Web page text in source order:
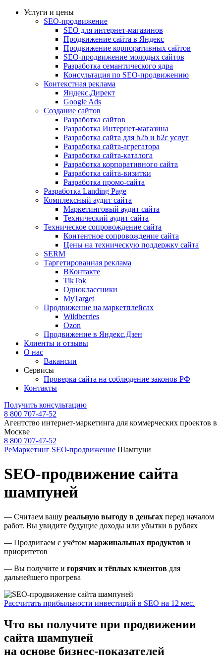
Услуги и цены
SEO-продвижение
SEO для интернет-магазинов
Продвижение сайта в Яндекс
Продвижение корпоративных сайтов
SEO-продвижение молодых сайтов
Разработка семантического ядра
Консультация по SEO-продвижению
Контекстная реклама
Яндекс.Директ
Google Ads
Создание сайтов
Разработка сайтов
Разработка Интернет-магазина
Разработка сайта для b2b и b2c услуг
Разработка сайта-агрегатора
Разработка сайта-каталога
Разработка корпоративного сайта
Разработка сайта-визитки
Разработка промо-сайта
Разработка Landing Page
Комплексный аудит сайта
Маркетинговый аудит сайта
Технический аудит сайта
Техническое сопровождение сайта
Контентное сопровождение сайта
Цены на техническую поддержку сайта
SERM
Таргетированная реклама
ВКонтакте
TikTok
Одноклассники
MyTarget
Продвижение на маркетплейсах
Wildberries
Ozon
Продвижение в Яндекс.Дзен
Клиенты и отзывы
О нас
Вакансии
Сервисы
Проверка сайта на соблюдение законов РФ
Контакты
Получить консультацию
8 800 707-47-52
Агентство интернет-маркетинга для коммерческих проектов в
Москве
8 800 707-47-52
РеМаркетинг SEO-продвижение Шампуни
SEO-продвижение сайта
шампуней
— Считаем вашу реальную выгоду в деньгах перед началом
работ. Вы увидите будущие доходы или убытки в рублях
— Продвигаем с учётом маржинальных продуктов и
приоритетов
— Вы получите и горячих и тёплых клиентов для
дальнейшего прогрева
Рассчитать прибыльности инвестиций в SEO на 12 мес.
Что вы получите при продвижении
сайта шампуней
на основе бизнес-показателей